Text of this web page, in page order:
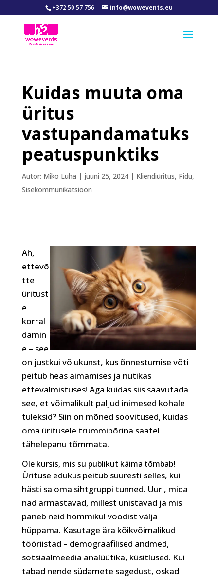
+372 50 57 756 info@wowevents.eu
Kuidas muuta oma
üritus
vastupandamatuks
peatuspunktiks
Autor: Miko Luha | juuni 25, 2024| Kliendiüritus, Pidu,
Sisekommunikatsioon
Ah,
ettevõ
tte
üritust
e
korral
damin
e – see
on justkui võlukunst, kus õnnestumise võti
peitub heas aimamises ja nutikas
ettevalmistuses! Aga kuidas siis saavutada
see, et võimalikult paljud inimesed kohale
tuleksid? Siin on mõned soovitused, kuidas
oma üritusele trummipõrina saatel
tähelepanu tõmmata.
Ole kursis, mis su publikut käima tõmbab!
Ürituse edukus peitub suuresti selles, kui
hästi sa oma sihtgruppi tunned. Uuri, mida
nad armastavad, millest unistavad ja mis
paneb neid hommikul voodist välja
hüppama. Kasutage ära kõikvõimalikud
tööriistad – demograafilised andmed,
sotsiaalmeedia analüütika, küsitlused. Kui
tabad nende südamete sagedust, oskad